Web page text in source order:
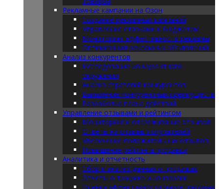
Рекламные кампании на Озон
Создание рекламных кампаний
Управление ставками и бюджетом
Мониторинг эффективности рекламы
Оптимизация рекламных объявлений
Анализ конкурентов
Исследование конкурентного
окружения
Анализ стратегий конкурентов
Выявление конкурентных преимуществ
Разработка плана действий
Управление отзывами и рейтингом
Мониторинг и отслеживание отзывов
Ответы на отзывы покупателей
Увеличение положительных отзывов
Повышение рейтинга продавца
Аналитика и отчетность
Сбор и анализ данных о продажах
Отчеты о трафике и конверсии
Оценка эффективности маркетинговых